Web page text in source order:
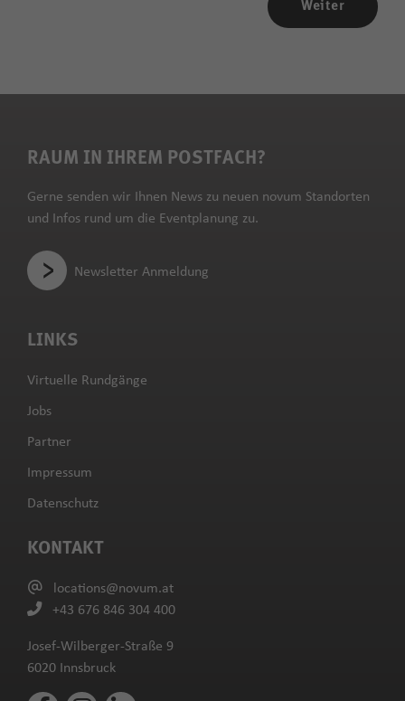
Weiter
KONTAKT
locations@novum.at
+43 676 846 304 400
Josef-Wilberger-Straße 9
6020 Innsbruck
LINKS
Virtuelle Rundgänge
Jobs
Partner
Impressum
Datenschutz
RAUM IN IHREM POSTFACH?
Gerne senden wir Ihnen News zu neuen novum Standorten
und Infos rund um die Eventplanung zu.
Newsletter Anmeldung